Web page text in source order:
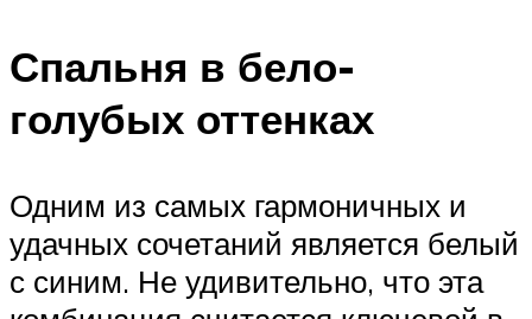
Спальня в бело-
голубых оттенках
Одним из самых гармоничных и
удачных сочетаний является белый
с синим. Не удивительно, что эта